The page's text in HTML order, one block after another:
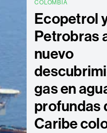
COLOMBIA
Ecopetrol
Petrobras
nuevo
gas en
profundas
Caribe